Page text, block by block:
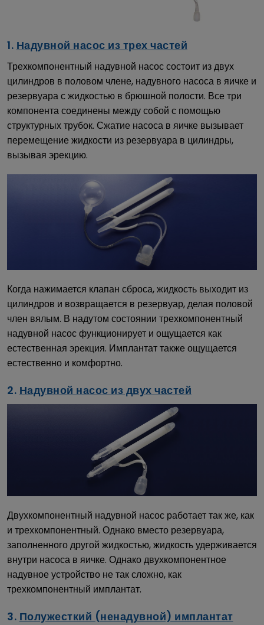
1. Надувной насос из трех частей
Трехкомпонентный надувной насос состоит из двух
цилиндров в половом члене, надувного насоса в яичке и
резервуара с жидкостью в брюшной полости. Все три
компонента соединены между собой с помощью
структурных трубок. Сжатие насоса в яичке вызывает
перемещение жидкости из резервуара в цилиндры,
вызывая эрекцию.
Когда нажимается клапан сброса, жидкость выходит из
цилиндров и возвращается в резервуар, делая половой
член вялым. В надутом состоянии трехкомпонентный
надувной насос функционирует и ощущается как
естественная эрекция. Имплантат также ощущается
естественно и комфортно.
2. Надувной насос из двух частей
Двухкомпонентный надувной насос работает так же, как
и трехкомпонентный. Однако вместо резервуара,
заполненного другой жидкостью, жидкость удерживается
внутри насоса в яичке. Однако двухкомпонентное
надувное устройство не так сложно, как
трехкомпонентный имплантат.
3. Полужесткий (ненадувной) имплантат